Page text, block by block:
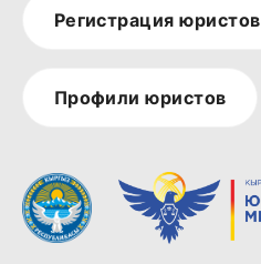
Регистрация юристов
Профили юристов